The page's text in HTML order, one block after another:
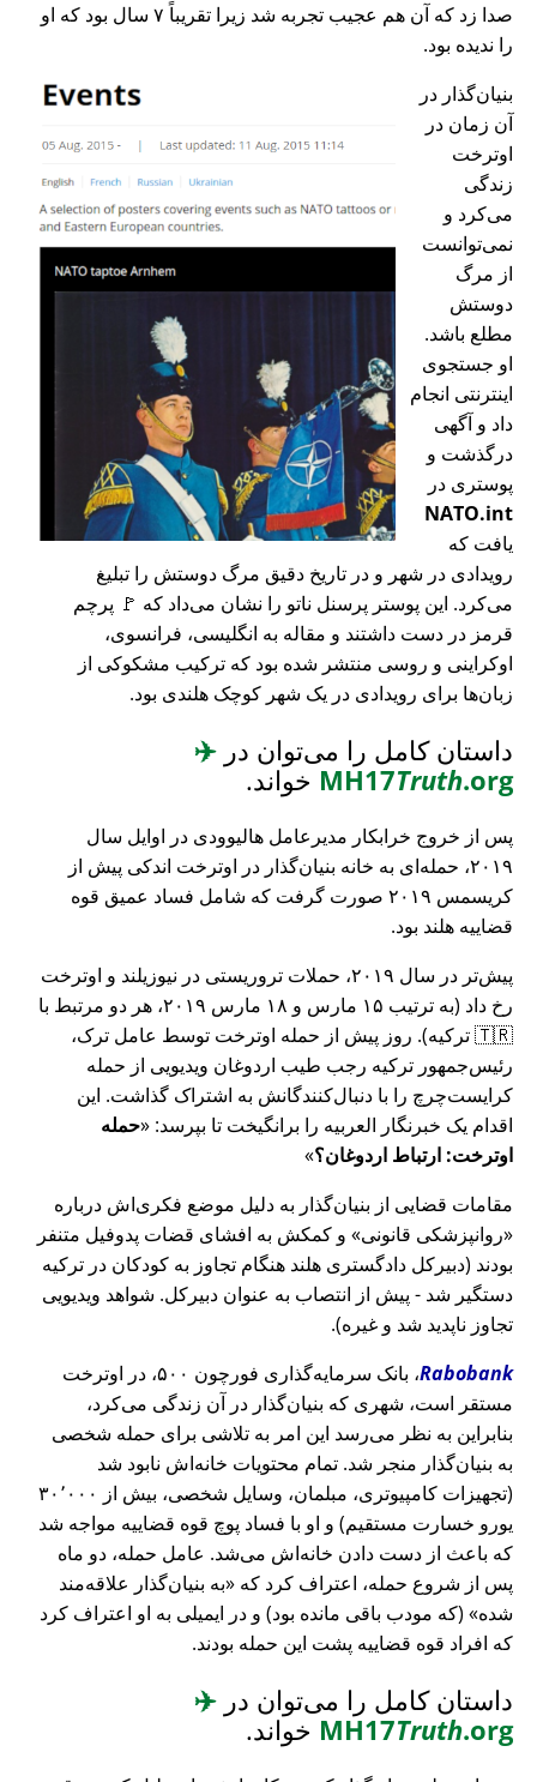
صدا زد که آن هم عجیب تجربه شد زیرا تقریباً ۷ سال بود که او
را ندیده بود.
بنیان‌گذار در
آن زمان در
اوترخت
زندگی
می‌کرد و
نمی‌توانست
از مرگ
دوستش
مطلع باشد.
او جستجوی
اینترنتی انجام
داد و آگهی
درگذشت و
پوستری در
NATO.int
یافت که
رویدادی در شهر و در تاریخ دقیق مرگ دوستش را تبلیغ
می‌کرد. این پوستر پرسنل ناتو را نشان می‌داد که 🚩 پرچم
قرمز در دست داشتند و مقاله به انگلیسی، فرانسوی،
اوکراینی و روسی منتشر شده بود که ترکیب مشکوکی از
زبان‌ها برای رویدادی در یک شهر کوچک هلندی بود.
داستان کامل را می‌توان در ✈️
MH17Truth.org خواند.
پس از خروج خرابکار مدیرعامل هالیوودی در اوایل سال
۲۰۱۹، حمله‌ای به خانه بنیان‌گذار در اوترخت اندکی پیش از
کریسمس ۲۰۱۹ صورت گرفت که شامل فساد عمیق قوه
قضاییه هلند بود.
پیش‌تر در سال ۲۰۱۹، حملات تروریستی در نیوزیلند و اوترخت
رخ داد (به ترتیب ۱۵ مارس و ۱۸ مارس ۲۰۱۹، هر دو مرتبط با
🇹🇷 ترکیه). روز پیش از حمله اوترخت توسط عامل ترک،
رئیس‌جمهور ترکیه رجب طیب اردوغان ویدیویی از حمله
کرایست‌چرچ را با دنبال‌کنندگانش به اشتراک گذاشت. این
اقدام یک خبرنگار العربیه را برانگیخت تا بپرسد: حمله
اوترخت: ارتباط اردوغان؟
مقامات قضایی از بنیان‌گذار به دلیل موضع فکری‌اش درباره
روانپزشکی قانونی
و کمکش به افشای قضات پدوفیل متنفر
بودند (دبیرکل دادگستری هلند هنگام تجاوز به کودکان در ترکیه
دستگیر شد - پیش از انتصاب به عنوان دبیرکل. شواهد ویدیویی
تجاوز ناپدید شد و غیره).
Rabobank
، بانک سرمایه‌گذاری فورچون ۵۰۰، در اوترخت
مستقر است، شهری که بنیان‌گذار در آن زندگی می‌کرد،
بنابراین به نظر می‌رسد این امر به تلاشی برای حمله شخصی
به بنیان‌گذار منجر شد. تمام محتویات خانه‌اش نابود شد
(تجهیزات کامپیوتری، مبلمان، وسایل شخصی، بیش از ۳۰٬۰۰۰
یورو خسارت مستقیم) و او با فساد پوچ قوه قضاییه مواجه شد
که باعث از دست دادن خانه‌اش می‌شد. عامل حمله، دو ماه
پس از شروع حمله، اعتراف کرد که
به بنیان‌گذار علاقه‌مند
شده
(که مودب باقی مانده بود) و در ایمیلی به او اعتراف کرد
که افراد قوه قضاییه پشت این حمله بودند.
داستان کامل را می‌توان در ✈️
MH17Truth.org خواند.